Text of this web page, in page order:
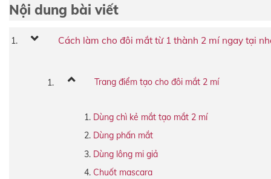
Nội dung bài viết
Cách làm cho đôi mắt từ 1 thành 2 mí ngay tại
Trang điểm tạo cho đôi mắt 2 mí
Dùng chì kẻ mắt tạo mắt 2 mí
Dùng phấn mắt
Dùng lông mi giả
Chuốt mascara